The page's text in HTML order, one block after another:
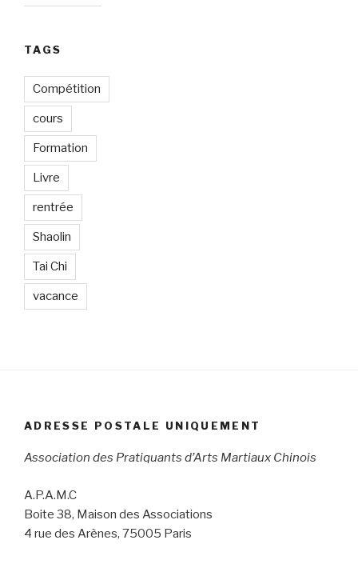
TAGS
Compétition
cours
Formation
Livre
rentrée
Shaolin
Tai Chi
vacance
ADRESSE POSTALE UNIQUEMENT
Association des Pratiquants d’Arts Martiaux Chinois
A.P.A.M.C
Boite 38, Maison des Associations
4 rue des Arènes, 75005 Paris